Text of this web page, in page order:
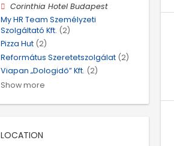
Corinthia Hotel Budapest
My HR Team Személyzeti
Szolgáltató Kft. (2)
Pizza Hut (2)
Református Szeretetszolgálat (2)
Viapan „Dologidő” Kft. (2)
Show more
LOCATION